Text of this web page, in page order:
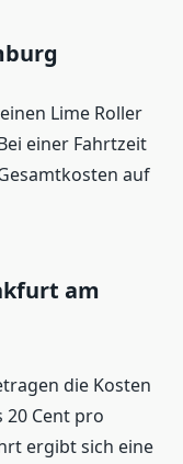
Lime Roller
einer Fahrtzeit
auf
am
die Kosten
20 Cent pro
ergibt sich eine